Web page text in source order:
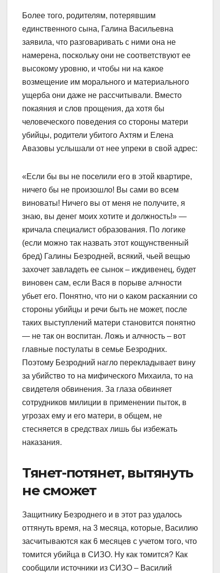
Более того, родителям, потерявшим
единственного сына, Галина Васильевна
заявила, что разговаривать с ними она не
намерена, поскольку они не соответствуют ее
высокому уровню, и чтобы ни на какое
возмещение им морального и материального
ущерба они даже не рассчитывали. Вместо
покаяния и слов прощения, да хотя бы
человеческого поведения со стороны матери
убийцы, родители убитого Ахтям и Елена
Авазовы услышали от нее упреки в свой адрес:
«Если бы вы не поселили его в этой квартире,
ничего бы не произошло! Вы сами во всем
виноваты! Ничего вы от меня не получите, я
знаю, вы денег моих хотите и должность!» —
кричала специалист образования. По логике
(если можно так назвать этот кощунственный
бред) Галины Безродней, всякий, чьей вещью
захочет завладеть ее сынок – иждивенец, будет
виновен сам, если Вася в порыве алчности
убьет его. Понятно, что ни о каком раскаянии со
стороны убийцы и речи быть не может, после
таких выступлений матери становится понятно
— не так он воспитан. Ложь и алчность – вот
главные постулаты в семье Безродних.
Поэтому Безродний нагло перекладывает вину
за убийство то на мифического Михаила, то на
свидетеля обвинения. За глаза обвиняет
сотрудников милиции в применении пыток, в
угрозах ему и его матери, в общем, не
стесняется в средствах лишь бы избежать
наказания.
Тянет-потянет, вытянуть
не сможет
Защитнику Безроднего и в этот раз удалось
оттянуть время, на 3 месяца, которые, Василию
засчитываются как 6 месяцев с учетом того, что
томится убийца в СИЗО. Ну как томится? Как
сообщили источники из СИЗО – Василий